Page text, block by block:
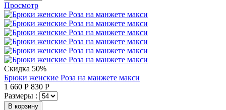
Просмотр
Скидка 50%
Брюки женские Роза на манжете макси
1 660 Р 830 Р
Размеры :
В корзину